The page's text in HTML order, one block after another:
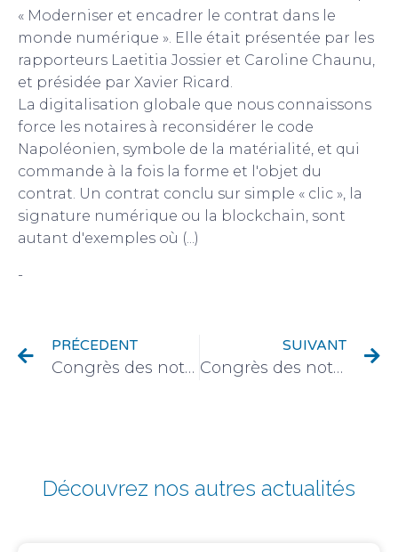
« Moderniser et encadrer le contrat dans le
monde numérique ». Elle était présentée par les
rapporteurs Laetitia Jossier et Caroline Chaunu,
et présidée par Xavier Ricard.
La digitalisation globale que nous connaissons
force les notaires à reconsidérer le code
Napoléonien, symbole de la matérialité, et qui
commande à la fois la forme et l'objet du
contrat. Un contrat conclu sur simple « clic », la
signature numérique ou la blockchain, sont
autant d'exemples où (...)
-
PRÉCEDENT
Congrès des notaires 2021 : propositions et résultats des votes de la deuxième Commission.
SUIVANT
Congrès des notaires 2021 : pour le numérique, l’humanisme juridique comme boussole.
Découvrez nos autres actualités